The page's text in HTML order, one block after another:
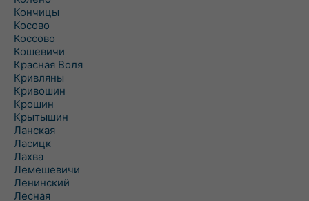
Кончицы
Косово
Коссово
Кошевичи
Красная Воля
Кривляны
Кривошин
Крошин
Крытышин
Ланская
Ласицк
Лахва
Лемешевичи
Ленинский
Лесная